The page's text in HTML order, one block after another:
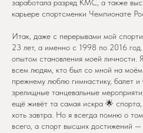
заработала разряд КМС, а также
карьере спортсменки Чемпионате
Итак, даже с перерывами мой
23 лет, а именно с 1998 по 2016
опытом становления моей личности.
всем людям, кто был со мной на
прежнему люблю гимнастику, балет
зрелищные танцевальные
ещё живёт та самая искра 🌟
хоть завтра. Но я всегда помню о
всего, а спорт высших достижений —